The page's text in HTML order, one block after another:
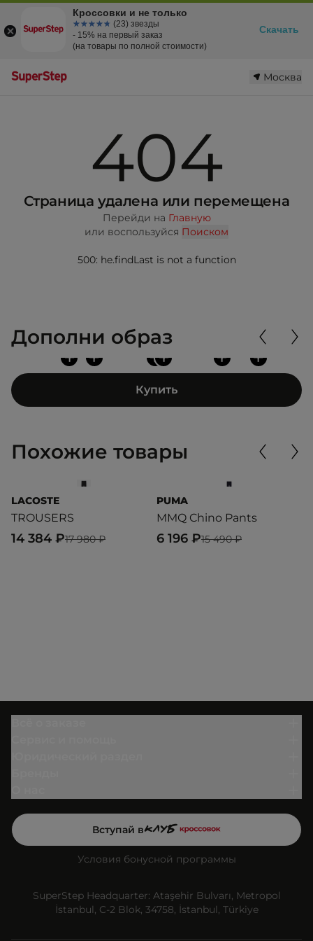
Москва
404
Страница удалена или перемещена
Перейди на Главную
или воспользуйся Поиском
500: he.findLast is not a function
Дополни образ
+
+
+ + +
+
Купить
Похожие товары
LACOSTE
TROUSERS
17 980 ₽
14 384 ₽
PUMA
MMQ Chino Pants
15 490 ₽
6 196 ₽
Вступай в
Условия бонусной программы
SuperStep Headquarter: Ataşehir Bulvarı, Metropol
İstanbul, C-2 Blok, 34758, İstanbul, Türkiye
Кроссовки и не только
☆☆☆☆☆
★★★★★ (23) звезды
- 15% на первый заказ
(на товары по полной стоимости)
Скачать